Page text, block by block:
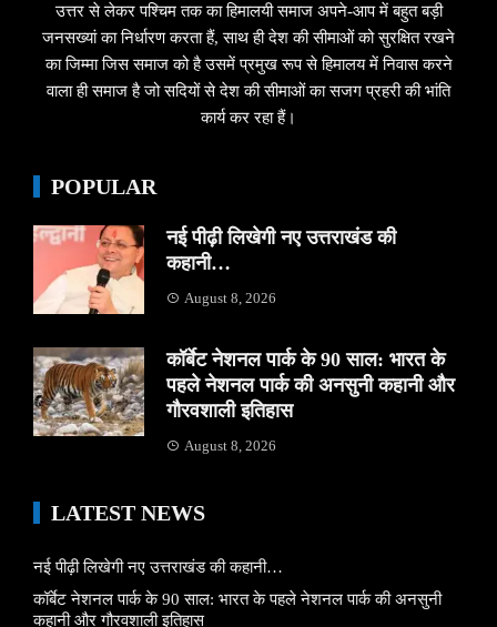
उत्तर से लेकर पश्चिम तक का हिमालयी समाज अपने-आप में बहुत बड़ी
जनसख्यां का निर्धारण करता हैं, साथ ही देश की सीमाओं को सुरक्षित रखने
का जिम्मा जिस समाज को है उसमें प्रमुख रूप से हिमालय में निवास करने
वाला ही समाज है जो सदियों से देश की सीमाओं का सजग प्रहरी की भांति
कार्य कर रहा हैं।
POPULAR
नई पीढ़ी लिखेगी नए उत्तराखंड की
कहानी…
August 8, 2026
कॉर्बेट नेशनल पार्क के 90 साल: भारत के
पहले नेशनल पार्क की अनसुनी कहानी और
गौरवशाली इतिहास
August 8, 2026
LATEST NEWS
नई पीढ़ी लिखेगी नए उत्तराखंड की कहानी…
कॉर्बेट नेशनल पार्क के 90 साल: भारत के पहले नेशनल पार्क की अनसुनी
कहानी और गौरवशाली इतिहास